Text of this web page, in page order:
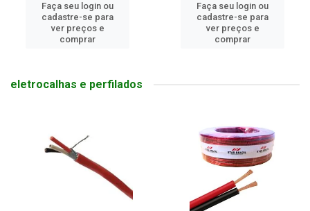
Faça seu login ou
cadastre-se para
ver preços e
comprar
Faça seu login ou
cadastre-se para
ver preços e
comprar
eletrocalhas e perfilados